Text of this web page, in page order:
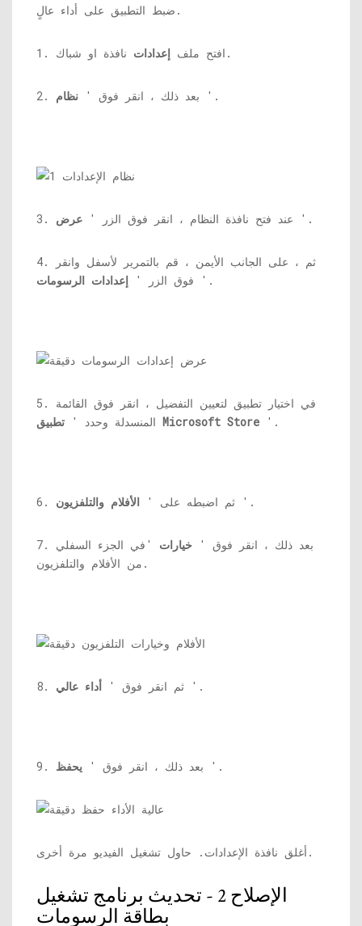
ضبط التطبيق على أداء عالٍ.
1. افتح ملف إعدادات نافذة او شباك.
2. بعد ذلك ، انقر فوق ' نظام '.
3. عند فتح نافذة النظام ، انقر فوق الزر ' عرض '.
4. ثم ، على الجانب الأيمن ، قم بالتمرير لأسفل وانقر
فوق الزر ' إعدادات الرسومات '.
5. في اختيار تطبيق لتعيين التفضيل ، انقر فوق القائمة
المنسدلة وحدد ' تطبيق Microsoft Store '.
6. ثم اضبطه على ' الأفلام والتلفزيون '.
7. بعد ذلك ، انقر فوق ' خيارات 'في الجزء السفلي
من الأفلام والتلفزيون.
8. ثم انقر فوق ' أداء عالي '.
9. بعد ذلك ، انقر فوق ' يحفظ '.
أغلق نافذة الإعدادات. حاول تشغيل الفيديو مرة أخرى.
الإصلاح 2 - تحديث برنامج تشغيل
بطاقة الرسومات